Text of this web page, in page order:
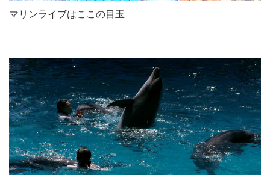
マリンライブはここの目玉